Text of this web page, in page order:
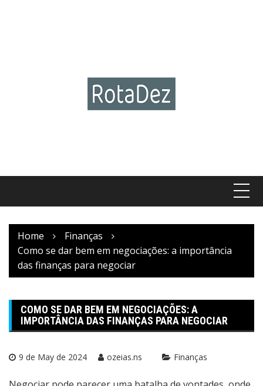
Home
Finanças
Como se dar bem em negociações: a importância
das finanças para negociar
COMO SE DAR BEM EM NEGOCIAÇÕES: A
IMPORTÂNCIA DAS FINANÇAS PARA NEGOCIAR
9 de May de 2024 ozeias.ns Finanças